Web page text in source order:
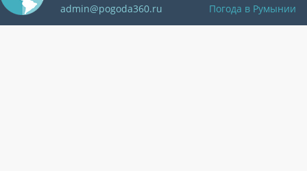
admin@pogoda360.ru
Погода в Румынии